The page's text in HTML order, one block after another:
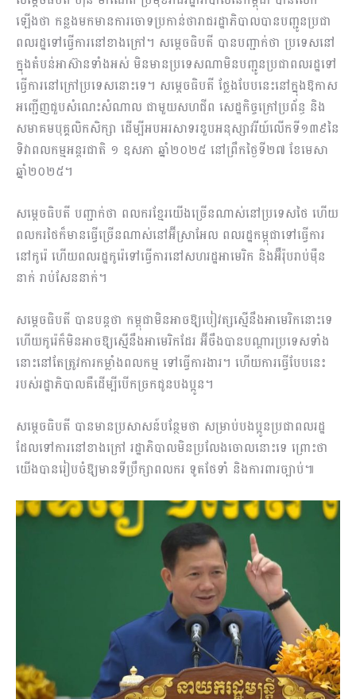
ឡើងថា កន្លងមកមានការចោទប្រកាន់ថារាជរដ្ឋាភិបាលបានបញ្ជូនប្រជា
ពលរដ្ឋទៅធ្វើការនៅខាងក្រៅ។ សម្ដេចធិបតី បានបញ្ជាក់ថា ប្រទេសនៅ
ក្នុងតំបន់អាស៊ានទាំងអស់ មិនមានប្រទេសណាមិនបញ្ជូនប្រជាពលរដ្ឋទៅ
ធ្វើការនៅក្រៅប្រទេសនោះទេ។ សម្ដេចធិបតី ថ្លែងបែបនេះនៅក្នុងឱកាស
អញ្ជើញជួបសំណេះសំណាល ជាមួយសហជីព សេដ្ឋកិច្ចក្រៅប្រព័ន្ធ និង
សមាគមបុគ្គលិកសិក្សា ដើម្បីអបអរសាទរខួបអនុស្សាវរីយ៍លើកទី១៣៩នៃ
ទិវាពលកម្មអន្តរជាតិ ១ ឧសភា ឆ្នាំ២០២៥ នៅព្រឹកថ្ងៃទី២៧ ខែមេសា
ឆ្នាំ២០២៥។
សម្ដេចធិបតី បញ្ជាក់ថា ពលករខ្មែរយើងច្រើនណាស់នៅប្រទេសថៃ ហើយ
ពលករថៃក៏មានធ្វើច្រើនណាស់នៅអ៊ីស្រាអែល ពលរដ្ឋកម្ពុជាទៅធ្វើការ
នៅកូរ៉េ ហើយពលរដ្ឋកូរ៉េទៅធ្វើការនៅសហរដ្ឋអាមេរិក និងអ៊ឺរ៉ុបរាប់ម៉ឺន
នាក់ រាប់សែននាក់។
សម្ដេចធិបតី បានបន្ដថា កម្ពុជាមិនអាចឱ្យបៀវត្សស្មើនឹងអាមេរិកនោះទេ
ហើយកូរ៉េក៏មិនអាចឱ្យស្មើនឹងអាមេរិកដែរ អ៊ីចឹងបានបណ្ដារប្រទេសទាំង
នោះនៅតែត្រូវការកម្លាំងពលកម្ម ទៅធ្វើការងារ។ ហើយការធ្វើបែបនេះ
របស់រដ្ឋាភិបាលគឺដើម្បីបើកច្រកជូនបងប្អូន។
សម្ដេចធិបតី បានមានប្រសាសន៍បន្ថែមថា សម្រាប់បងប្អូនប្រជាពលរដ្ឋ
ដែលទៅការនៅខាងក្រៅ រដ្ឋាភិបាលមិនប្រលែងចោលនោះទេ ព្រោះថា
យើងបានរៀបចំឱ្យមានទីប្រឹក្សាពលករ ទូតថែទាំ និងការពារច្បាប់៕